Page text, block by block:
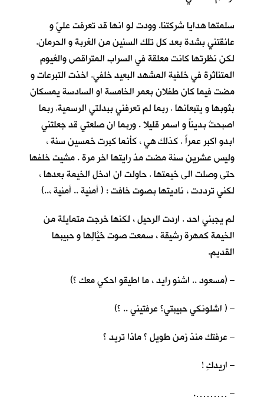
سلمتها هدايا شركتنا. وودت لو انها قد تعرفت عليّ و
عانقتني بشدة بعد كل تلك السنين من الغربة و الحرمان.
لكن نظرتها كانت معلقة في السراب المتراقص والغيوم
المتناثرة في خلفية المشهد البعيد خلفي. اخذت التبرعات و
مضت فيما كان طفلان بعمر الخامسة او السادسة يمسكان
بثوبها و يتبعانها . ربما لم تعرفني ببدلتي الرسمية. ربما
اصبحتُ بديناً و اسمر قليلا . وربما ان صلعتي قد جعلتني
ابدو اكبر عمراً . كذلك هي ، كأنما كبرت خمسين سنة ،
وليس عشرين سنة مضت مذ رايتها اخر مرة . مشيت خلفها
حتى وصلت الى خيمتها . حاولت ان ادخل الخيمة بعدها ،
لكني ترددت ، ناديتها بصوت خافت : ( أمنية .. أمنية ،..)
لم يجبني احد . اردت الرحيل ، لكنها خرجت متمايلة من
الخيمة كمهرة رشيقة ، سمعت صوت خَيَّالِها و حبيبها
القديم.
– (مسعود .. اشنو رايد ، ما اطيقو احكي معك ؟)
– ( اشلونكي حبيبتي؟ عرفتيني .. ؟)
– عرفتك منذ زمن طويل ؟ ماذا تريد ؟
– اريدكِ !
– ……….